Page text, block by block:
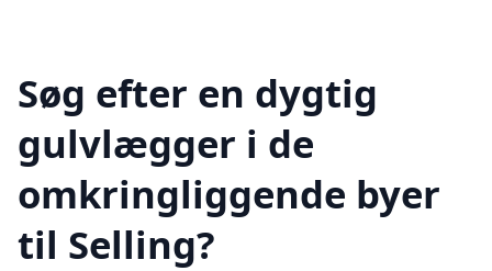
Søg efter en dygtig
gulvlægger i de
omkringliggende byer
til Selling?